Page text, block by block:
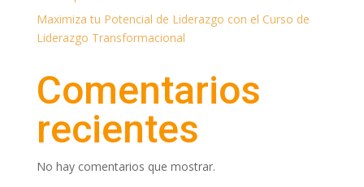
Maximiza tu Potencial de Liderazgo con el Curso de
Liderazgo Transformacional
Comentarios
recientes
No hay comentarios que mostrar.